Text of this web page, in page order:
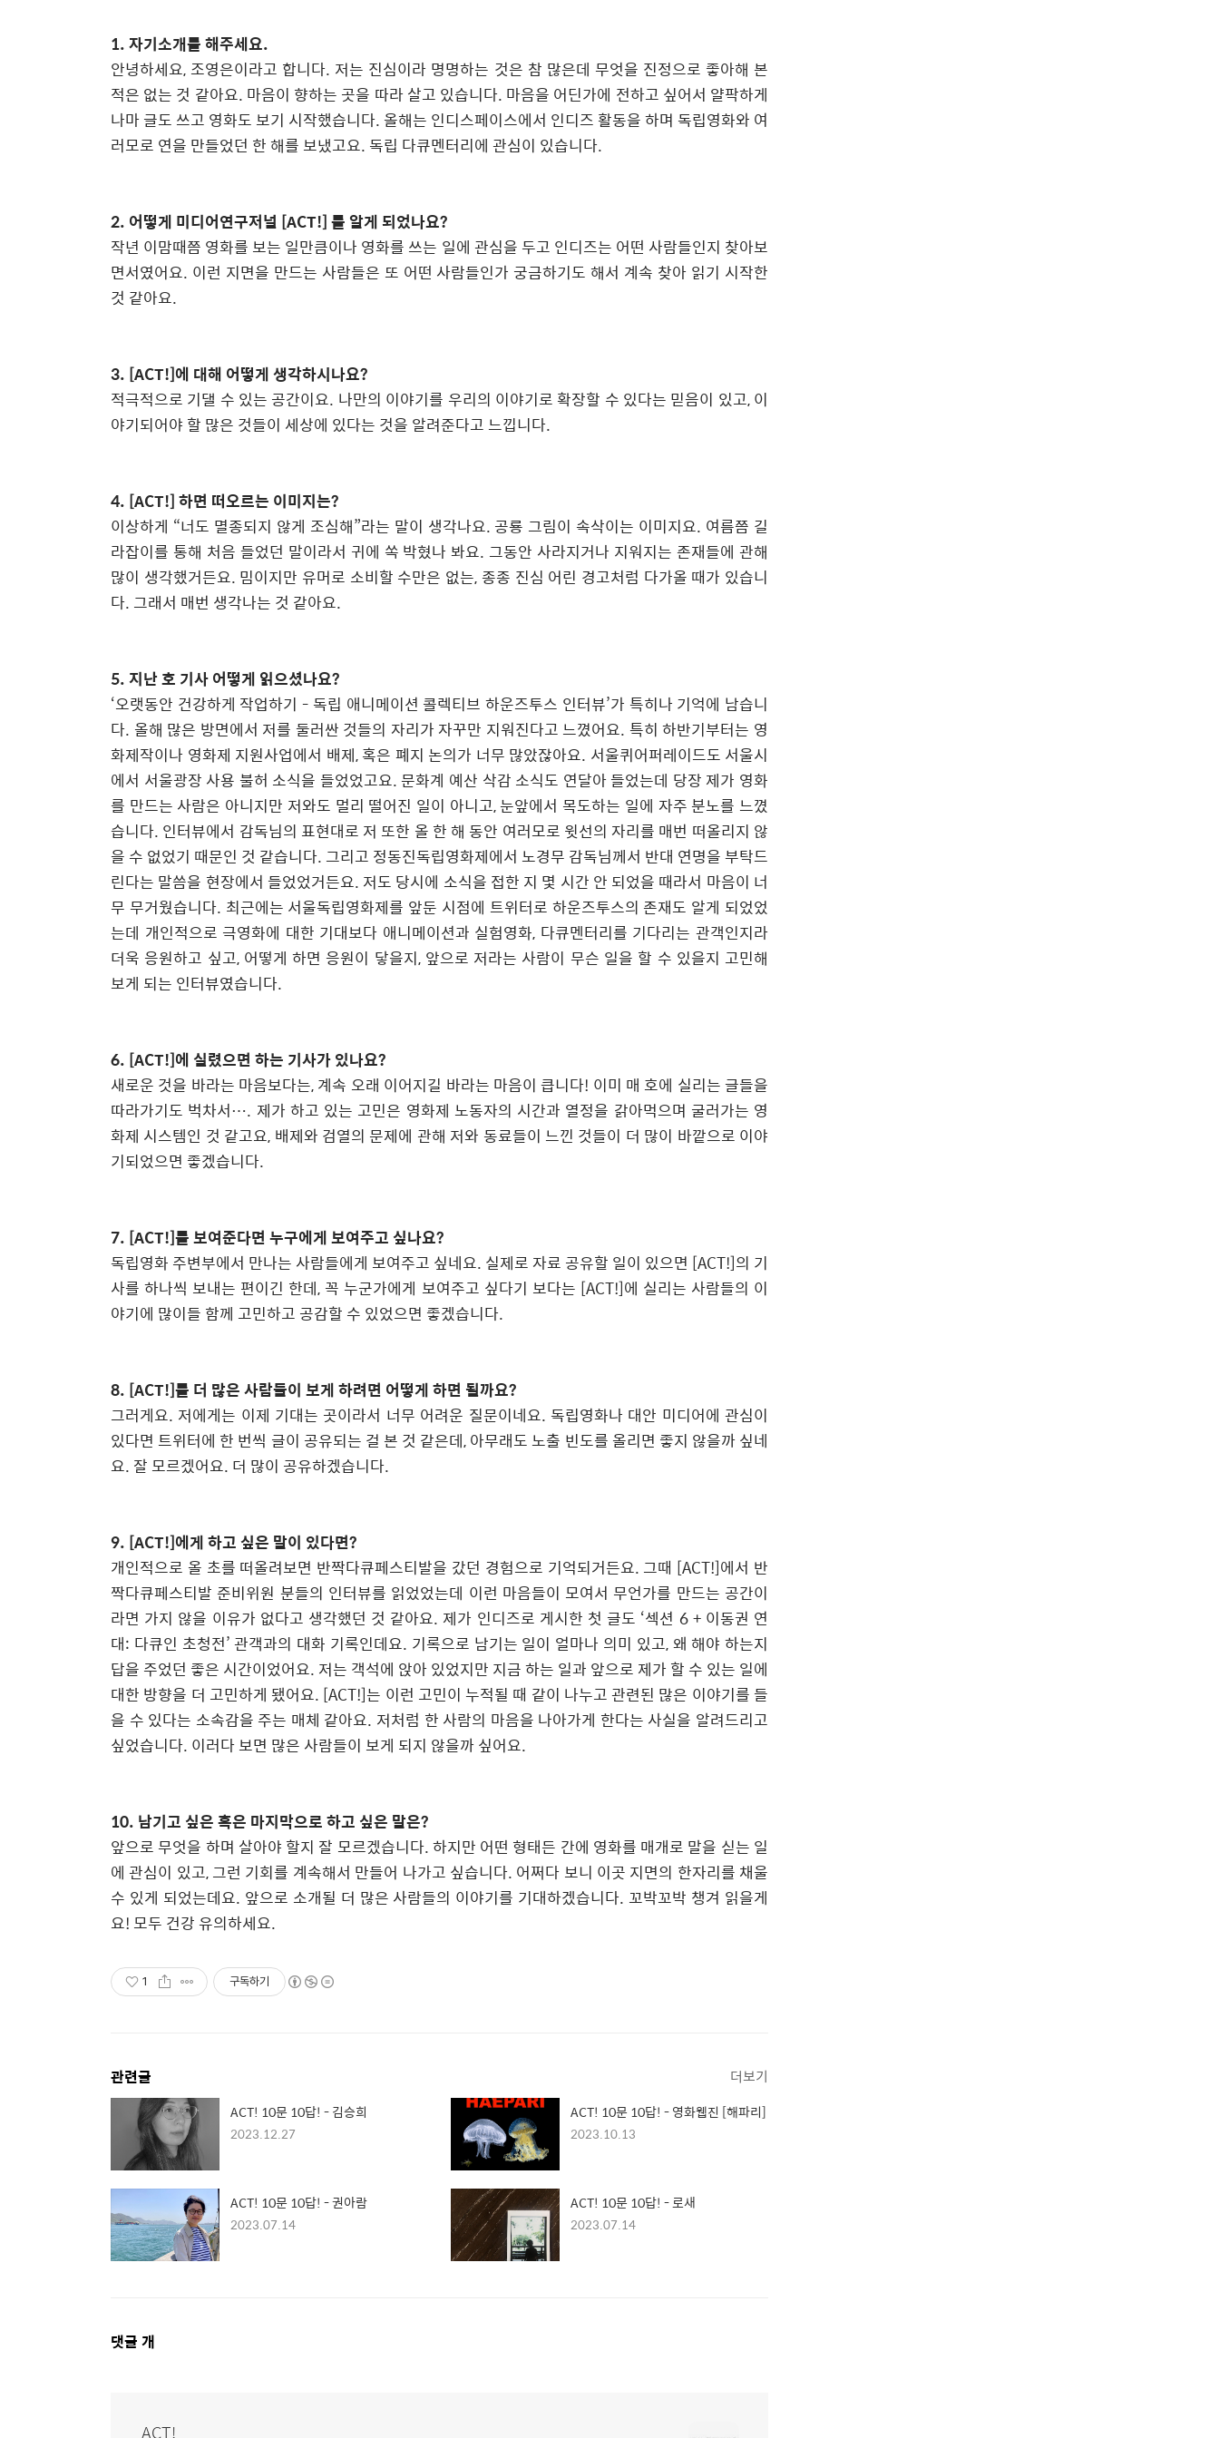
1.자기소개를 해주세요.
안녕하세요, 조영은이라고 합니다. 저는 진심이라 명명하는 것은 참 많은데 무엇을 진정으로 좋아해 본
적은 없는 것 같아요. 마음이 향하는 곳을 따라 살고 있습니다. 마음을 어딘가에 전하고 싶어서 얄팍하게
나마 글도 쓰고 영화도 보기 시작했습니다. 올해는 인디스페이스에서 인디즈 활동을 하며 독립영화와 여
러모로 연을 만들었던 한 해를 보냈고요. 독립 다큐멘터리에 관심이 있습니다.
2. 어떻게 미디어연구저널 [ACT!]를 알게 되었나요?
작년 이맘때쯤 영화를 보는 일만큼이나 영화를 쓰는 일에 관심을 두고 인디즈는 어떤 사람들인지 찾아보
면서였어요. 이런 지면을 만드는 사람들은 또 어떤 사람들인가 궁금하기도 해서 계속 찾아 읽기 시작한
것 같아요.
3. [ACT!]에 대해 어떻게 생각하시나요?
적극적으로 기댈 수 있는 공간이요. 나만의 이야기를 우리의 이야기로 확장할 수 있다는 믿음이 있고,이
야기되어야 할 많은 것들이 세상에 있다는 것을 알려준다고 느낍니다.
4. [ACT!]하면 떠오르는 이미지는?
이상하게 “너도 멸종되지 않게 조심해”라는 말이 생각나요. 공룡 그림이 속삭이는 이미지요. 여름쯤 길
라잡이를 통해 처음 들었던 말이라서 귀에 쏙 박혔나 봐요. 그동안 사라지거나 지워지는 존재들에 관해
많이 생각했거든요. 밈이지만 유머로 소비할 수만은 없는, 종종 진심 어린 경고처럼 다가올 때가 있습니
다. 그래서 매번 생각나는 것 같아요.
5.지난 호 기사 어떻게 읽으셨나요?
‘오랫동안 건강하게 작업하기- 독립 애니메이션 콜렉티브 하운즈투스 인터뷰’가 특히나 기억에 남습니
다. 올해 많은 방면에서 저를 둘러싼 것들의 자리가 자꾸만 지워진다고 느꼈어요. 특히 하반기부터는 영
화제작이나 영화제 지원사업에서 배제,혹은 폐지 논의가 너무 많았잖아요. 서울퀴어퍼레이드도 서울시
에서 서울광장 사용 불허 소식을 들었었고요.문화계 예산 삭감 소식도 연달아 들었는데 당장 제가 영화
를 만드는 사람은 아니지만 저와도 멀리 떨어진 일이 아니고,눈앞에서 목도하는 일에 자주 분노를 느꼈
습니다. 인터뷰에서 감독님의 표현대로 저 또한 올 한 해 동안 여러모로 윗선의 자리를 매번 떠올리지 않
을 수 없었기 때문인 것 같습니다. 그리고 정동진독립영화제에서 노경무 감독님께서 반대 연명을 부탁드
린다는 말씀을 현장에서 들었었거든요. 저도 당시에 소식을 접한 지 몇 시간 안 되었을 때라서 마음이 너
무 무거웠습니다. 최근에는 서울독립영화제를 앞둔 시점에 트위터로 하운즈투스의 존재도 알게 되었었
는데 개인적으로 극영화에 대한 기대보다 애니메이션과 실험영화, 다큐멘터리를 기다리는 관객인지라
더욱 응원하고 싶고, 어떻게 하면 응원이 닿을지, 앞으로 저라는 사람이 무슨 일을 할 수 있을지 고민해
보게 되는 인터뷰였습니다.
6. [ACT!]에 실렸으면 하는 기사가 있나요?
새로운 것을 바라는 마음보다는,계속 오래 이어지길 바라는 마음이 큽니다! 이미 매 호에 실리는 글들을
따라가기도 벅차서…. 제가 하고 있는 고민은 영화제 노동자의 시간과 열정을 갉아먹으며 굴러가는 영
화제 시스템인 것 같고요, 배제와 검열의 문제에 관해 저와 동료들이 느낀 것들이 더 많이 바깥으로 이야
기되었으면 좋겠습니다.
7. [ACT!]를 보여준다면 누구에게 보여주고 싶나요?
독립영화 주변부에서 만나는 사람들에게 보여주고 싶네요. 실제로 자료 공유할 일이 있으면 [ACT!]의 기
사를 하나씩 보내는 편이긴 한데, 꼭 누군가에게 보여주고 싶다기 보다는 [ACT!]에 실리는 사람들의 이
야기에 많이들 함께 고민하고 공감할 수 있었으면 좋겠습니다.
8. [ACT!]를 더 많은 사람들이 보게 하려면 어떻게 하면 될까요?
그러게요. 저에게는 이제 기대는 곳이라서 너무 어려운 질문이네요. 독립영화나 대안 미디어에 관심이
있다면 트위터에 한 번씩 글이 공유되는 걸 본 것 같은데,아무래도 노출 빈도를 올리면 좋지 않을까 싶네
요. 잘 모르겠어요. 더 많이 공유하겠습니다.
9. [ACT!]에게 하고 싶은 말이 있다면?
개인적으로 올 초를 떠올려보면 반짝다큐페스티발을 갔던 경험으로 기억되거든요. 그때 [ACT!]에서 반
짝다큐페스티발 준비위원 분들의 인터뷰를 읽었었는데 이런 마음들이 모여서 무언가를 만드는 공간이
라면 가지 않을 이유가 없다고 생각했던 것 같아요. 제가 인디즈로 게시한 첫 글도 ‘섹션 6 + 이동권 연
대: 다큐인 초청전’관객과의 대화 기록인데요. 기록으로 남기는 일이 얼마나 의미 있고,왜 해야 하는지
답을 주었던 좋은 시간이었어요. 저는 객석에 앉아 있었지만 지금 하는 일과 앞으로 제가 할 수 있는 일에
대한 방향을 더 고민하게 됐어요. [ACT!]는 이런 고민이 누적될 때 같이 나누고 관련된 많은 이야기를 들
을 수 있다는 소속감을 주는 매체 같아요. 저처럼 한 사람의 마음을 나아가게 한다는 사실을 알려드리고
싶었습니다. 이러다 보면 많은 사람들이 보게 되지 않을까 싶어요.
10. 남기고 싶은 혹은 마지막으로 하고 싶은 말은?
앞으로 무엇을 하며 살아야 할지 잘 모르겠습니다.하지만 어떤 형태든 간에 영화를 매개로 말을 싣는 일
에 관심이 있고,그런 기회를 계속해서 만들어 나가고 싶습니다. 어쩌다 보니 이곳 지면의 한자리를 채울
수 있게 되었는데요. 앞으로 소개될 더 많은 사람들의 이야기를 기대하겠습니다. 꼬박꼬박 챙겨 읽을게
요! 모두 건강 유의하세요.
1 구독하기
관련글 더보기
ACT! 10문 10답! - 김승희
2023.12.27
ACT! 10문 10답! - 영화웹진 [해파리]
2023.10.13
ACT! 10문 10답! - 권아람
2023.07.14
ACT! 10문 10답! - 로새
2023.07.14
댓
댓글 개
ACT!